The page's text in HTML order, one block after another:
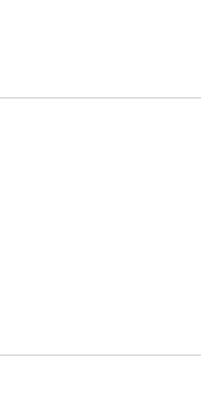
クリックすると